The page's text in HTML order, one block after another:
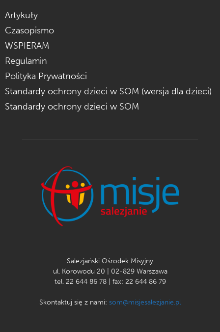
Artykuły
Czasopismo
WSPIERAM
Regulamin
Polityka Prywatności
Standardy ochrony dzieci w SOM (wersja dla dzieci)
Standardy ochrony dzieci w SOM
Salezjański Ośrodek Misyjny
ul. Korowodu 20 | 02-829 Warszawa
tel. 22 644 86 78 | fax: 22 644 86 79
Skontaktuj się z nami: som@misjesalezjanie.pl